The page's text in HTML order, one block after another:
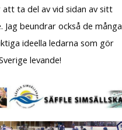
ta del av vid sidan av sitt
Jag beundrar också de många
ideella ledarna som gör
levande!